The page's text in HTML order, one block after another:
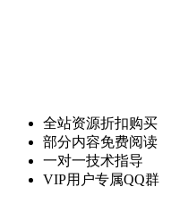
全站资源折扣购买
部分内容免费阅读
一对一技术指导
VIP用户专属QQ群